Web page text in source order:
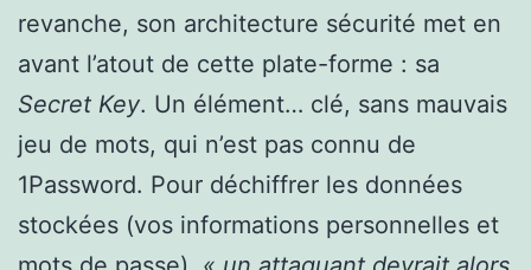
revanche, son architecture sécurité met en
avant l’atout de cette plate-forme : sa
Secret Key. Un élément… clé, sans mauvais
jeu de mots, qui n’est pas connu de
1Password. Pour déchiffrer les données
stockées (vos informations personnelles et